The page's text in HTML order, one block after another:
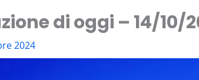
di oggi – 14/10/
2024